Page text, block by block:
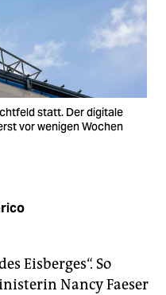
statt. Der digitale
vor wenigen Wochen
Eisberges“. So
Nancy Fae­ser